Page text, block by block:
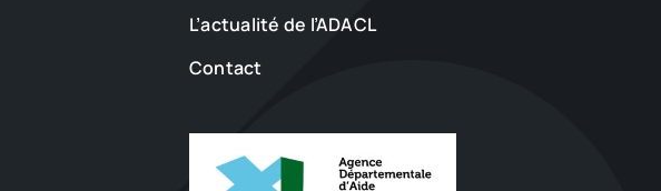
L’actualité de l’ADACL
Contact